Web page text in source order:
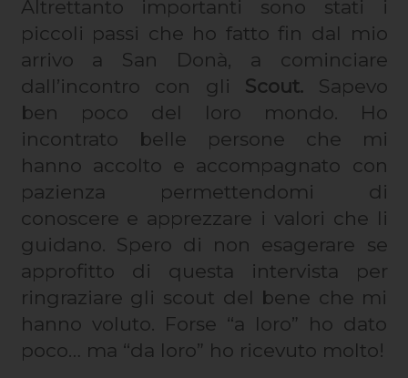
Altrettanto importanti sono stati i
piccoli passi che ho fatto fin dal mio
arrivo a San Donà, a cominciare
dall’incontro con gli Scout. Sapevo
ben poco del loro mondo. Ho
incontrato belle persone che mi
hanno accolto e accompagnato con
pazienza permettendomi di
conoscere e apprezzare i valori che li
guidano. Spero di non esagerare se
approfitto di questa intervista per
ringraziare gli scout del bene che mi
hanno voluto. Forse “a loro” ho dato
poco… ma “da loro” ho ricevuto molto!